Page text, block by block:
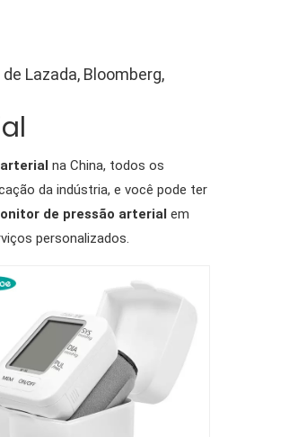
Lazada, Bloomberg,
na China, todos os
da indústria, e você pode ter
de pressão arterial em
personalizados.